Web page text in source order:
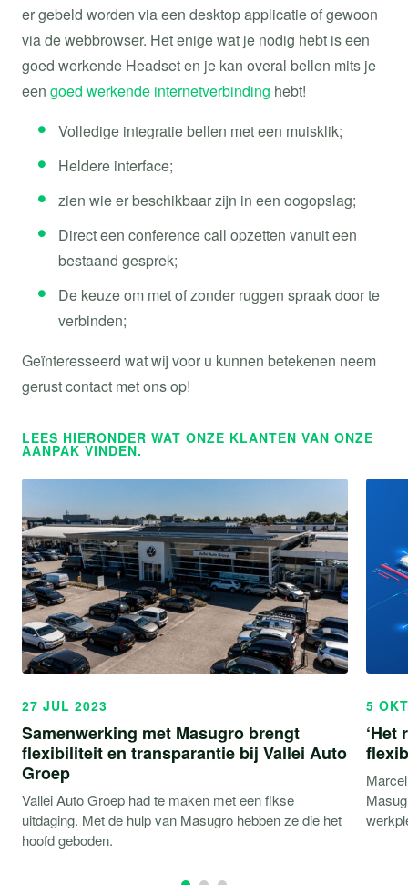
er gebeld worden via een desktop applicatie of gewoon
via de webbrowser. Het enige wat je nodig hebt is een
goed werkende Headset en je kan overal bellen mits je
een goed werkende internetverbinding hebt!
Volledige integratie bellen met een muisklik;
Heldere interface;
zien wie er beschikbaar zijn in een oogopslag;
Direct een conference call opzetten vanuit een
bestaand gesprek;
De keuze om met of zonder ruggen spraak door te
verbinden;
Geïnteresseerd wat wij voor u kunnen betekenen neem
gerust contact met ons op!
LEES HIERONDER WAT ONZE KLANTEN VAN ONZE
AANPAK VINDEN.
27 JUL 2023
Samenwerking met Masugro brengt
flexibiliteit en transparantie bij Vallei Auto
Groep
Vallei Auto Groep had te maken met een fikse
uitdaging. Met de hulp van Masugro hebben ze die het
hoofd geboden.
5